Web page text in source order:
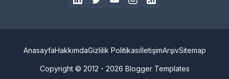
Copyright © 2012 - 2026 Blogger Templates
AnasayfaHakkımdaGizlilik PolitikasıİletişimArşivSitemap